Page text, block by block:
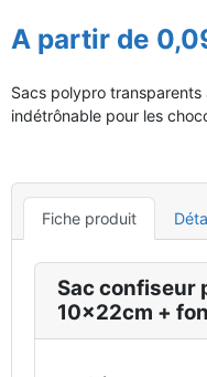
A partir de
Sacs polypro
indétrônable pour les
Fiche produit
Sac confiseur
10x22cm +